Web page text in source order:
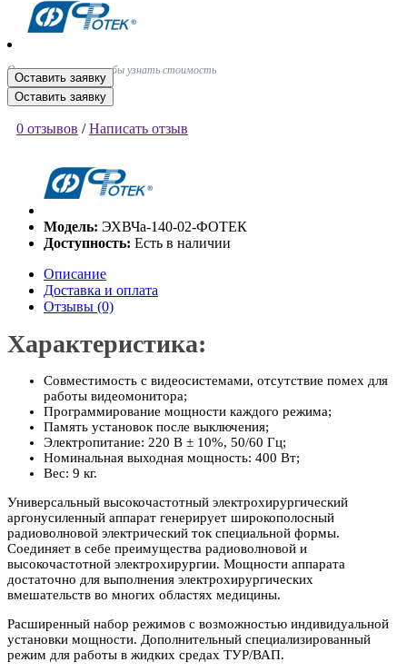
Оставьте заявку, чтобы узнать стоимость
Оставить заявку
Оставить заявку
0 отзывов /Написать отзыв
Модель: ЭХВЧа-140-02-ФОТЕК
Доступность: Есть в наличии
Описание
Доставка и оплата
Отзывы (0)
Характеристика:
Совместимость с видеосистемами, отсутствие помех для
работы видеомонитора;
Программирование мощности каждого режима;
Память установок после выключения;
Электропитание: 220 В ± 10%, 50/60 Гц;
Номинальная выходная мощность: 400 Вт;
Вес: 9 кг.
Универсальный высокочастотный электрохирургический
аргонусиленный аппарат генерирует широкополосный
радиоволновой электрический ток специальной формы.
Соединяет в себе преимущества радиоволновой и
высокочастотной электрохирургии. Мощности аппарата
достаточно для выполнения электрохирургических
вмешательств во многих областях медицины.
Расширенный набор режимов с возможностью индивидуальной
установки мощности. Дополнительный специализированный
режим для работы в жидких средах ТУР/ВАП.